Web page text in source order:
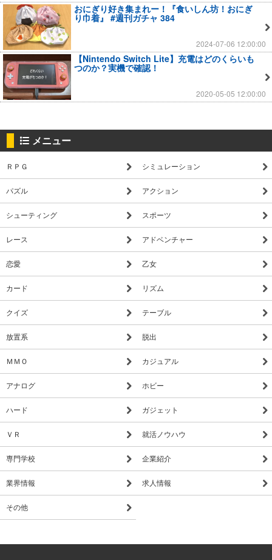
おにぎり好き集まれー！『食いしん坊！おにぎ
り巾着』 #週刊ガチャ 384
2024-07-06 12:00:00
【Nintendo Switch Lite】充電はどのくらいも
つのか？実機で確認！
2020-05-05 12:00:00
メニュー
ＲＰＧ シミュレーション
パズル アクション
シューティング スポーツ
レース アドベンチャー
恋愛 乙女
カード リズム
クイズ テーブル
放置系 脱出
ＭＭＯ カジュアル
アナログ ホビー
ハード ガジェット
ＶＲ 就活ノウハウ
専門学校 企業紹介
業界情報 求人情報
その他